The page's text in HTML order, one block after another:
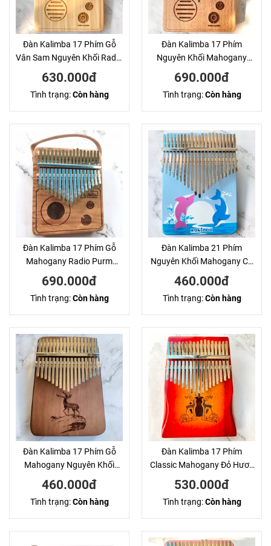
Đàn Kalimba 17 Phím Gỗ
Vân Sam Nguyên Khối Radio
Purm
630.000đ
Tình trạng:Còn hàng
Đàn Kalimba 17 Phím
Nguyên Khối Mahogany
Radio Purm
690.000đ
Tình trạng:Còn hàng
Đàn Kalimba 17 Phím Gỗ
Mahogany Radio Purm
KaLinh
690.000đ
Tình trạng:Còn hàng
Đàn Kalimba 21 Phím
Nguyên Khối Mahogany Cá
Voi Xanh KaLinh
460.000đ
Tình trạng:Còn hàng
Đàn Kalimba 17 Phím Gỗ
Mahogany Nguyên Khối
Hươu Nâu KaLinh
460.000đ
Tình trạng:Còn hàng
Đàn Kalimba 17 Phím
Classic Mahogany Đỏ Hươu
Đôi Hluru
530.000đ
Tình trạng:Còn hàng